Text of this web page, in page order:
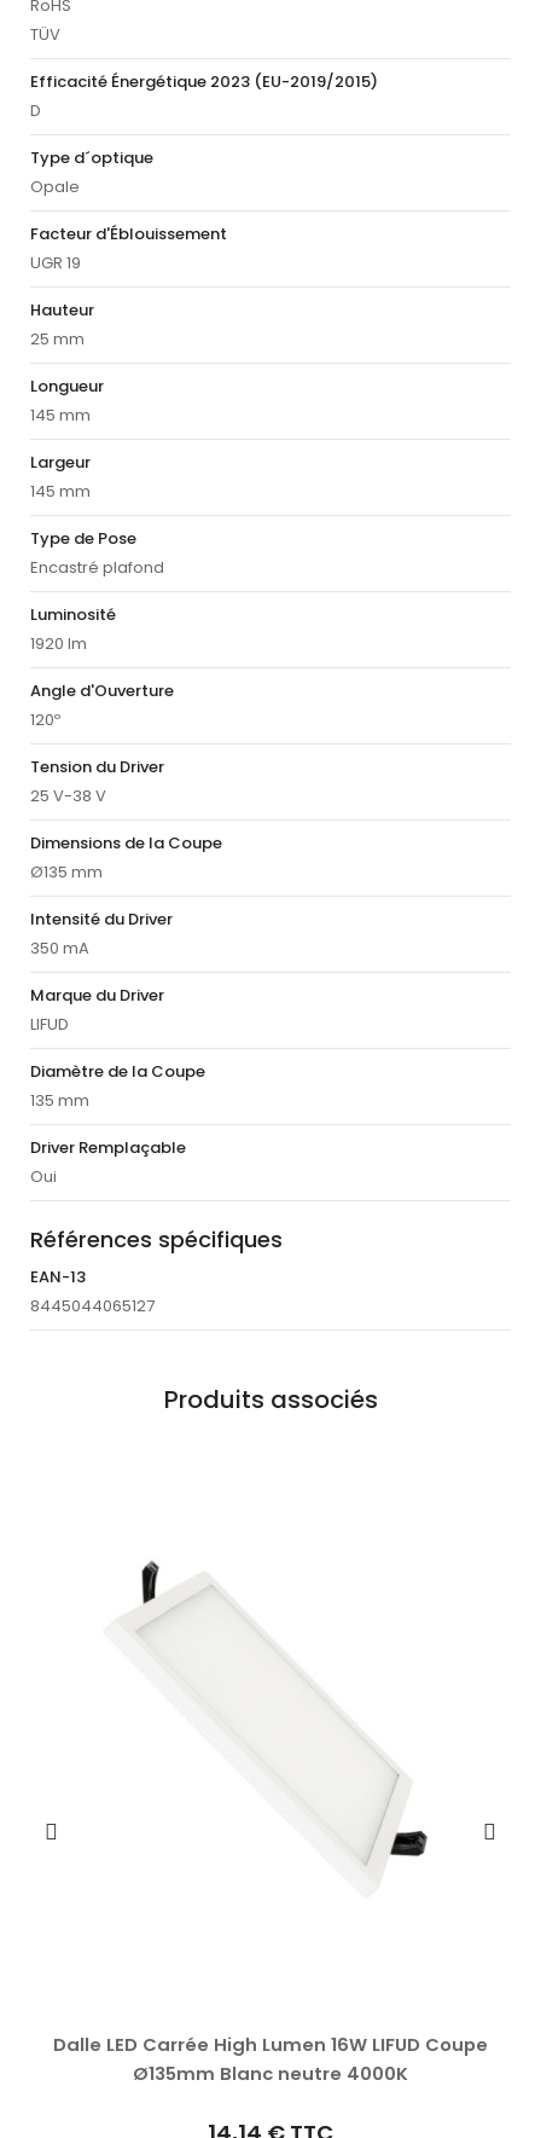
RoHS
TÜV
Efficacité Énergétique 2023 (EU-2019/2015)
D
Type d´optique
Opale
Facteur d'Éblouissement
UGR 19
Hauteur
25 mm
Longueur
145 mm
Largeur
145 mm
Type de Pose
Encastré plafond
Luminosité
1920 lm
Angle d'Ouverture
120º
Tension du Driver
25 V-38 V
Dimensions de la Coupe
Ø135 mm
Intensité du Driver
350 mA
Marque du Driver
LIFUD
Diamètre de la Coupe
135 mm
Driver Remplaçable
Oui
Références spécifiques
EAN-13
8445044065127
Produits associés
Dalle LED Carrée High Lumen 16W LIFUD Coupe
Ø135mm Blanc neutre 4000K